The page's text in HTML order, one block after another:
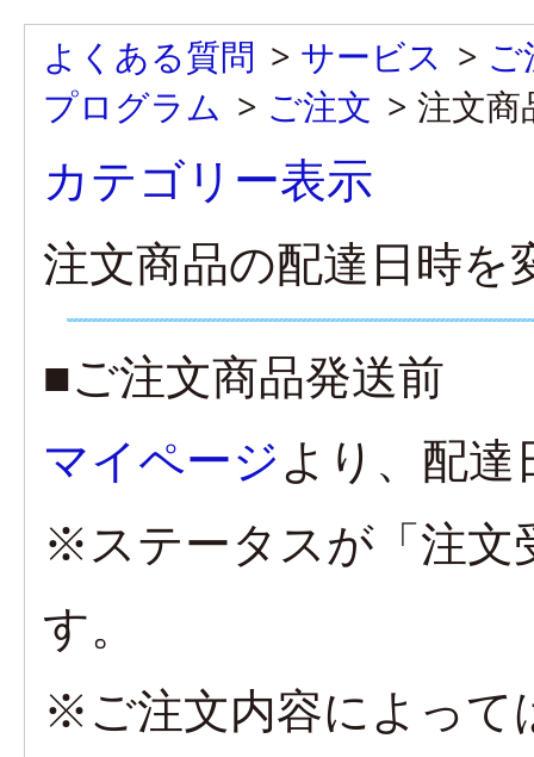
よくある質問 > サービス >
プログラム > ご注文 > 注文商
カテゴリー表示
注文商品の配達日時を
■ご注文商品発送前
マイページより、配
※ステータスが「注文
す。
※ご注文内容によって